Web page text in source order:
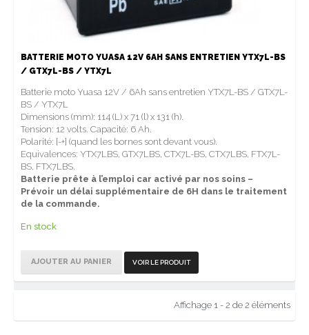
BATTERIE MOTO YUASA 12V 6AH SANS ENTRETIEN YTX7L-BS
/ GTX7L-BS / YTX7L
Batterie moto Yuasa 12V / 6Ah sans entretien YTX7L-BS / GTX7L-
BS / YTX7L
Dimensions (mm): 114 (L) x 71 (l) x 131 (h).
Tension: 12 volts. Capacité: 6 Ah.
Polarité: [-+] (quand les bornes sont devant vous).
Equivalences: YTX7LBS, GTX7LBS, CTX7L-BS, CTX7LBS, FTX7L-
BS, FTX7LBS.
Batterie prête à l’emploi car activé par nos soins –
Prévoir un délai supplémentaire de 6H dans le traitement
de la commande.
En stock
AJOUTER AU PANIER VOIR LE PRODUIT
Affichage 1 - 2 de 2 éléments